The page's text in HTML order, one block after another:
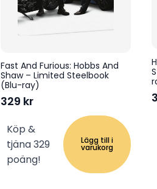
Fast And Furious: Hobbs And
Shaw – Limited Steelbook
(Blu-ray)
329 kr
Köp &
tjäna 329
poäng!
Lägg till i
varukorg